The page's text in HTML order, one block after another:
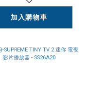
加入購物車